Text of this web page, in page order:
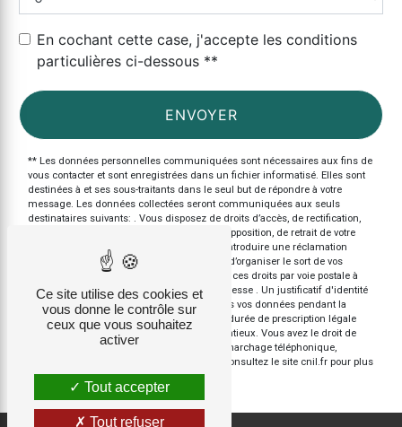
En cochant cette case, j'accepte les conditions
particulières ci-dessous **
ENVOYER
** Les données personnelles communiquées sont nécessaires aux fins de
vous contacter et sont enregistrées dans un fichier informatisé. Elles sont
destinées à et ses sous-traitants dans le seul but de répondre à votre
message. Les données collectées seront communiquées aux seuls
destinataires suivants: . Vous disposez de droits d’accès, de rectification,
d’effacement, de portabilité, de limitation, d’opposition, de retrait de votre
consentement à tout moment et du droit d’introduire une réclamation
auprès d’une autorité de contrôle, ainsi que d’organiser le sort de vos
données post-mortem. Vous pouvez exercer ces droits par voie postale à
l'adresse ou par courrier électronique à l'adresse . Un justificatif d'identité
pourra vous être demandé. Nous conservons vos données pendant la
période de prise de contact puis pendant la durée de prescription légale
aux fins probatoires et de gestion des contentieux. Vous avez le droit de
vous inscrire sur la liste d'opposition au démarchage téléphonique,
. Consultez le site cnil.fr pour plus
d’informations sur vos droits.
Ce site utilise des cookies et
vous donne le contrôle sur
ceux que vous souhaitez
activer
Tout accepter
Tout refuser